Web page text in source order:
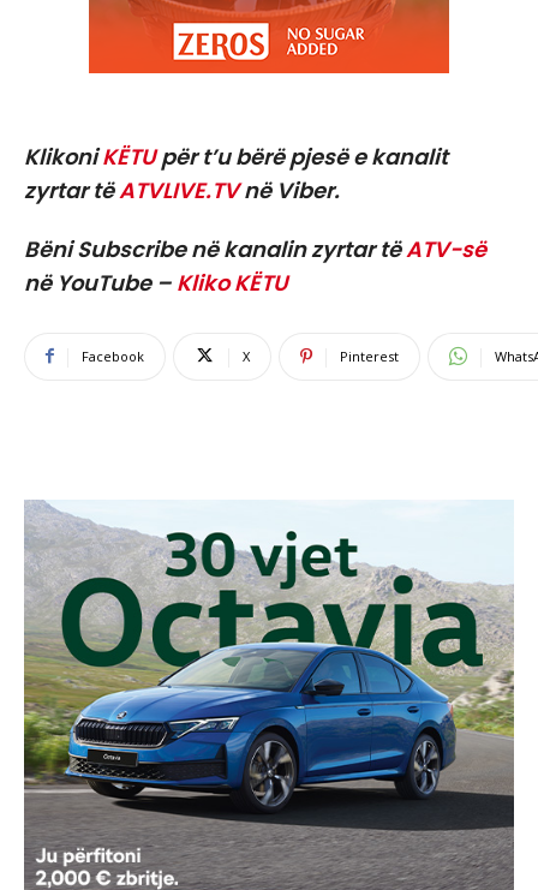
KlikoniKËTUpër t’u bërë pjesë e kanalit
zyrtar tëATVLIVE.TVnë Viber.
Bëni Subscribe në kanalin zyrtar tëATV-së
në YouTube – Kliko KËTU
Facebook X Pinterest